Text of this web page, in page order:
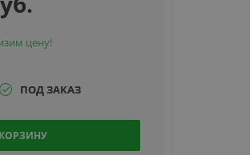
цену!
ПОД ЗАКАЗ